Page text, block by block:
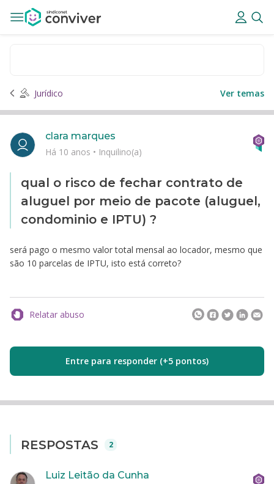
Jurídico Ver temas
qual o risco de fechar contrato de
aluguel por meio de pacote (aluguel,
condominio e IPTU) ?
será pago o mesmo valor total mensal ao locador, mesmo que
são 10 parcelas de IPTU, isto está correto?
clara marques
Há 10 anos • Inquilino(a)
Relatar abuso
Entre para responder (+5 pontos)
RESPOSTAS 2
Luiz Leitão da Cunha